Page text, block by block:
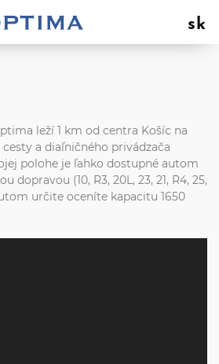
sk
leží 1 km od centra Košíc na
a diaľničného privádzača
polohe je ľahko dostupné autom
dopravou (10, R3, 20L, 23, 21, R4, 25,
určite oceníte kapacitu 1650